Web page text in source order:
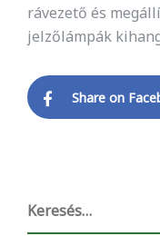
rávezető és
jelzőlámpák
Share on